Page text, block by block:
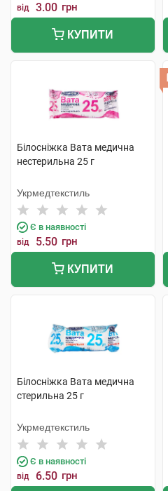
від 3.00 грн
КУПИТИ
Білосніжка Вата медична
нестерильна 25 г
Укрмедтекстиль
Є в наявності
від 5.50 грн
КУПИТИ
Білосніжка Вата медична
стерильна 25 г
Укрмедтекстиль
Є в наявності
від 6.50 грн